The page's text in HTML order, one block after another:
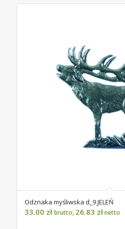
Odznaka myśliwska d_9 JELEŃ
33.00 zł brutto, 26.83 złnetto